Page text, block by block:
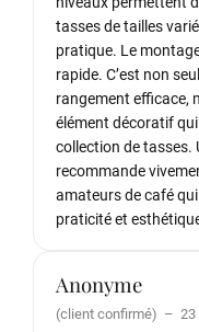
tasses de tailles
pratique. Le
rapide. C’est non
rangement efficace,
élément décoratif
collection de tasses.
recommande
amateurs de café
praticité et
Anonyme
(client confirmé) – 23